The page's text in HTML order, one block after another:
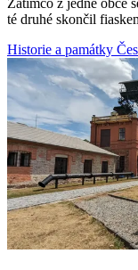
Zatímco z jedné obce
té druhé skončil
Historie a památky